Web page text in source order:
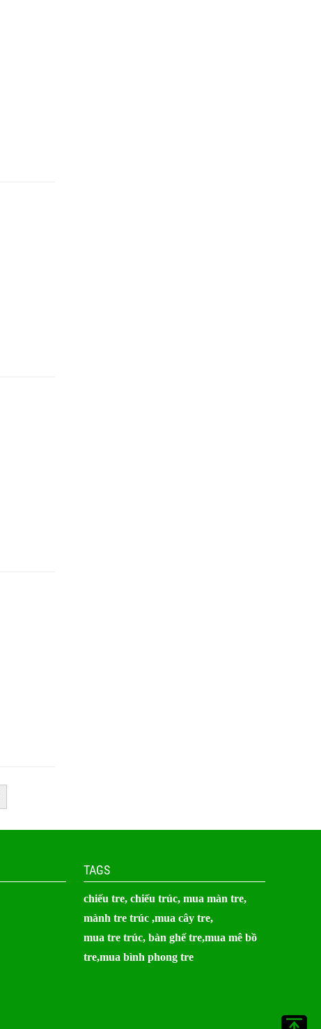
TAGS
chiếu tre, chiếu trúc, mua màn tre,
mành tre trúc,mua cây tre,
mua tre trúc, bàn ghế tre,mua mê bồ
tre,mua bình phong tre